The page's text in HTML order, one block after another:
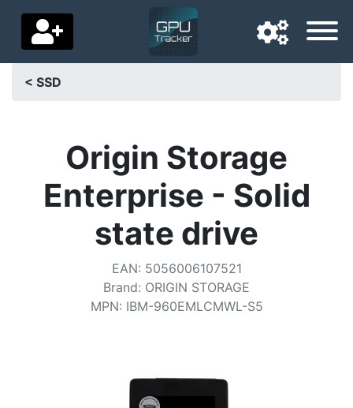
Pays de livraison
Accueil
Soutenez-nous
< SSD
Origin Storage
Enterprise - Solid
state drive
EAN: 5056006107521
Brand: ORIGIN STORAGE
MPN: IBM-960EMLCMWL-S5